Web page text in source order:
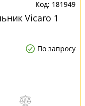
181949
Vicaro 1
По запросу